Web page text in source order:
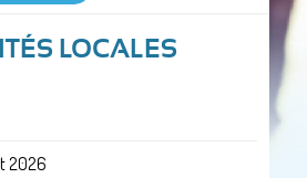
LOCALES
2026